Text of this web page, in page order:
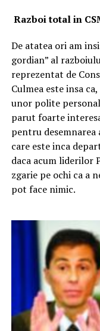
Razboi total in
De atatea ori am
gordian” al
reprezentat de
Culmea este insa
unor polite
parut foarte
pentru desemnarea
care este inca
daca acum liderilor
zgarie pe ochi ca a
pot face nimic.